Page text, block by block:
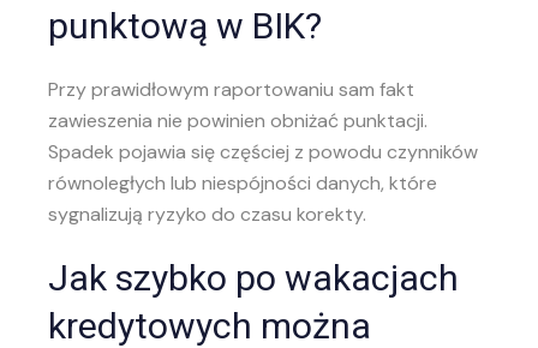
punktową w BIK?
Przy prawidłowym raportowaniu sam fakt
zawieszenia nie powinien obniżać punktacji.
Spadek pojawia się częściej z powodu czynników
równoległych lub niespójności danych, które
sygnalizują ryzyko do czasu korekty.
Jak szybko po wakacjach
kredytowych można